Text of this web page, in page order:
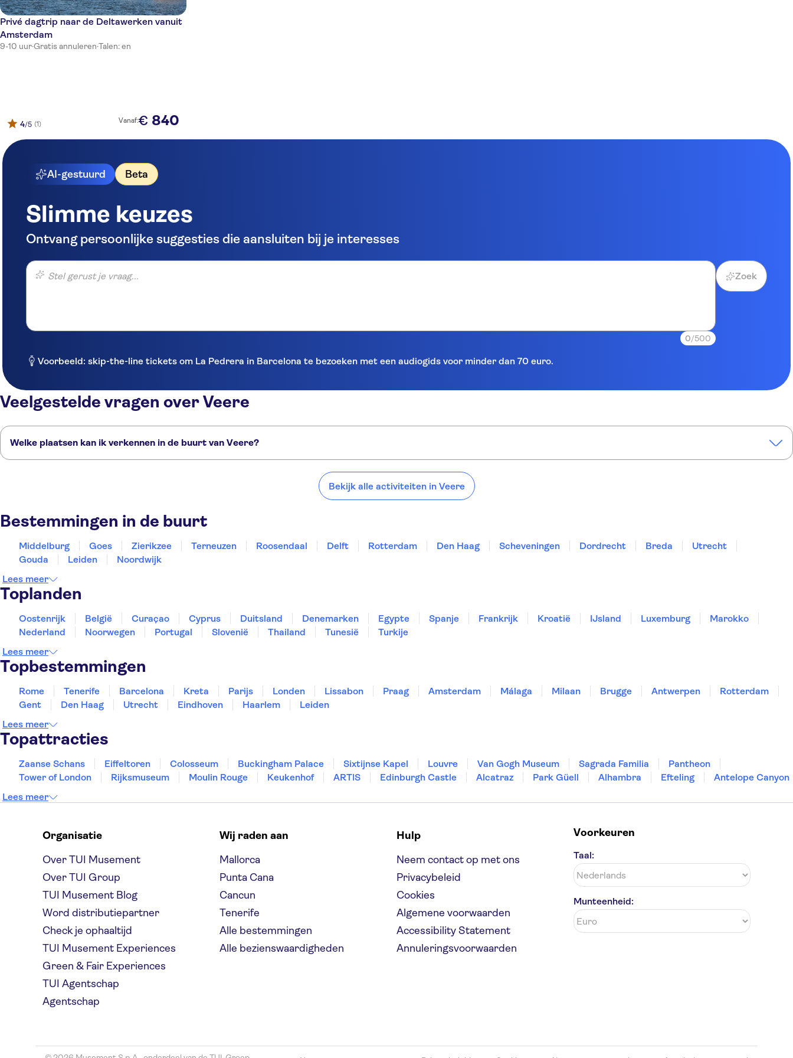
Privé dagtrip naar de Deltawerken vanuit
Amsterdam
9-10 uur·Gratis annuleren·Talen: en
4/5 (1) Vanaf:€ 840
AI-gestuurd Beta
Slimme keuzes
Ontvang persoonlijke suggesties die aansluiten bij je interesses
Stel gerust je vraag...
0/500
Zoek
Voorbeeld: skip-the-line tickets om La Pedrera in Barcelona te bezoeken met een audiogids voor minder dan 70 euro.
Veelgestelde vragen over Veere
Welke plaatsen kan ik verkennen in de buurt van Veere?
Bekijk alle activiteiten in Veere
Bestemmingen in de buurt
Middelburg Goes Zierikzee Terneuzen Roosendaal Delft Rotterdam Den Haag Scheveningen Dordrecht Breda
Utrecht
Gouda
Leiden
Noordwijk
Lees meer
Toplanden
Oostenrijk België Curaçao Cyprus Duitsland Denemarken Egypte Spanje Frankrijk Kroatië IJsland Luxemburg
Marokko
Nederland
Noorwegen Portugal Slovenië Thailand Tunesië
Turkije
Lees meer
Topbestemmingen
Rome Tenerife Barcelona Kreta Parijs Londen Lissabon Praag Amsterdam Málaga Milaan Brugge Antwerpen
Rotterdam
Gent
Den Haag Utrecht Eindhoven Haarlem
Leiden
Lees meer
Topattracties
Zaanse Schans Eiffeltoren Colosseum Buckingham Palace Sixtijnse Kapel Louvre Van Gogh Museum Sagrada Familia
Pantheon
Tower of London
Rijksmuseum Moulin Rouge Keukenhof ARTIS Edinburgh Castle Alcatraz Park Güell Alhambra Efteling
Antelope Canyon
Lees meer
Organisatie
Over TUI Musement
Over TUI Group
TUI Musement Blog
Word distributiepartner
Check je ophaaltijd
TUI Musement Experiences
Green & Fair Experiences
TUI Agentschap
Agentschap
Wij raden aan
Mallorca
Punta Cana
Cancun
Tenerife
Alle bestemmingen
Alle bezienswaardigheden
Hulp
Neem contact op met ons
Privacybeleid
Cookies
Algemene voorwaarden
Accessibility Statement
Annuleringsvoorwaarden
Voorkeuren
Taal:
Munteenheid: